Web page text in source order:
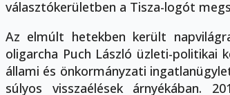
választókerületben a Tisza-logót
Az elmúlt hetekben került
oligarcha Puch László üzleti-politikai
állami és önkormányzati
súlyos visszaélések árnyékában.